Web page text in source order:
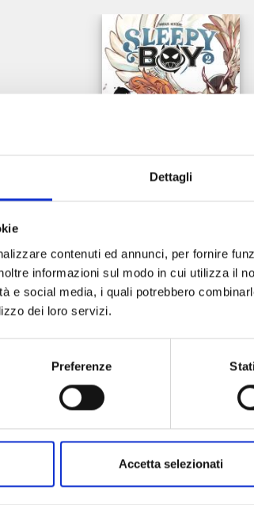
Dettagli
contenuti ed annunci, per fornire
informazioni sul modo in cui utilizza il
e social media, i quali potrebbero
dei loro servizi.
Preferenze
Accetta selezionati
SLEEPY BOY n. 2
07/04/2026
€ 7,50
Mostra tutto